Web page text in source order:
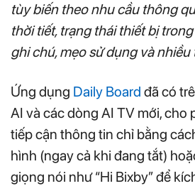
tùy biến theo nhu cầu thông
thời tiết, trạng thái thiết bị
ghi chú, mẹo sử dụng và
Ứng dụng Daily Board đã có
AI và các dòng AI TV mới, cho
tiếp cận thông tin chỉ bằng
hình (ngay cả khi đang tắt)
giọng nói như “Hi Bixby” để